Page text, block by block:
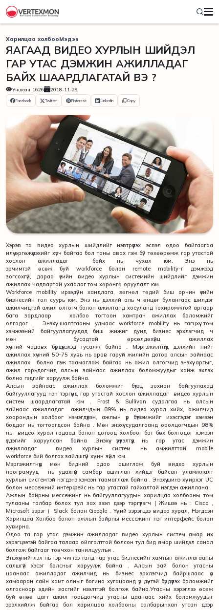
Харилцаа холбооМэдээ
ЯАГААД ВИДЕО ХУРЛЫН ШИЙДЭЛ
ГАР УТАС ДЭМЖИН АЖИЛЛАДАГ
БАЙХ ШААРДЛАГАТАЙ ВЭ ?
Уншсан 1626 2018-11-29
Facebook Twitter Pinterest Linkedin Copy
Хэрэв та видео хурлын шийдлийг нэвтрүүлэх эсвэл одоо байгаагаа
илүү өргөжүүлэхийг хүсч байгаа бол таны авах гэж бүй төхөөрөмж гар утастай
хослон ажилладаг байх нь чухал юм. Энэ нь
эрчимтэй өсөж буй workforce болон remote mobility-г дэмжээд
зогсохгүй, дараа үеийн видео хурлын системийн шийдлийг дэмжин
ажиллах чадвартай ухаалаг том хөрөнгө оруулалт юм.
Workforce mobility ирээдүйн хандлага, зөгнөл төдий биш орчин үеийн
бизнесийн гол суурь юм. Энэ нь дэлхий аль ч өнцөг булангаас шилдэг
ажилчидтай ажил олгогч болон ажилтанд хоёуланд тохиромжтой аргаар
бага зардлаар холбоо тогтоон хамтран ажиллах боломжийг
олгодог . Энэхүү шалтгааны улмаас workforce mobility нь гагцхүү том
хэмжээний байгууллагуудад биш жижиг дунд бизнес эрхлэгчид ч
мөн бусадтай өрсөлдөхүйц ажиллах
хүчний чадавх бүрдүүлэхэд тусалж байна . Мэргэжилтнүүд дэлхийн нийт
ажиллах хүчний 50-75 хувь нь арав гаруй жилийн дотор алсын зайнаас
ажиллах болно гэж таамаглаж байгаа нь ажил олгогчид энэхүү аргыг,
ажил горьдогчид алсын зайнаас ажиллах боломжуудыг хайж эхлэх
болно гэдгийг харуулж байна.
Алсын зайнаас ажиллах боломжит бүтэц зохион байгуулахад
байгууллагууд нэн тэргүүнд гар утастай хослон ажилладаг видео хурлын
систем шаардлагатай юм . Frost & Sullivan судалгаа нь алсын
зайнаас ажилладаг ажилчдын 89% нь видео хурал хийх, ажилчид
хоорондын холбоог нэмэгдүүлэн, ажлын үр бүтээмжийг ихэсгэдэг хэмээн
боддог нь тогтоогдсон байна . Мөн энэхүү судалгаанд оролцогчдын 98%
нь видео хурал гадаад болон дотоод холбоог бат бөх болгодог хэмээн
үздэгийг харуулсан байна .Энэхүү үзүүлэлтүүд нь гар утас дэмжин
ажилладаг видео хурлын систем нь амжилттай mobile
workforce бий болгох зайлшгүй хүчин зүйл юм.
Мэргэжилтнүүд мөн бидний одоо ашиглаж буй видео хурлын
програмууд нь удахгүй самбар ашиглан хийдэг байсан уламжлалт
хурлын системтэй нэгдэнэ хэмээн таамаглаж байна . Энэхүү шинэ хүчирхэг UC
болон мессежний интерфейс нь гар утастай гайхалтай нэгдэн ажиллана.
Ажлын байрны мессежинг нь байгууллагуудын харилцаа холбооны том
тулааны талбар болох тул зах зээл дээр тэргүүлэгч ( Жишээ нь : Cisco ,
Microsoft зэрэг ) Slack болон Google . Үүний зэрэгцээ видео хурал, Нэгдсэн
Харилцаа Холбоо болон ажлын байрны мессежинг нэг интерфейс болон
хувирна.
Одоо та гар утас дэмжин ажилладаг видео хурлын систем ямар их
хэрэгцээтэй байгаа талаар ойлголттой болсон тул бид ямар шийдэл санал
болгож байгааг товчхон танилцуулъя .
Энэхүү нийтлэл нь тэр чигтээ танд гар утас бизнесийн хамтын ажиллагааны
салшгүй хэсэг болсныг харуулж байна . Алсын зай болон утасны
цаанаас ажилладаг ажилчид нь бизнес эрхлэгчид байршлаас үл
хамааран сайн хамт олныг богино хугацаанд үр дүнтэй бүрдүүлэх боломжийг
олгосноор эдийн засгийг нээлттэй болгож байна.Утасны хэрэглээ өсөж
буй өнөө цагт ажил горьдогчид утасны цаанаас хийх боломжуудыг
эрэлхийлж байгаа бол харилцаа холбооны салбарынхан утсан дээр